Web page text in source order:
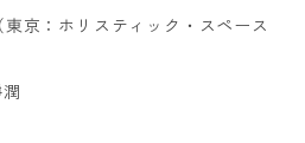
京：ホリスティック・スペース